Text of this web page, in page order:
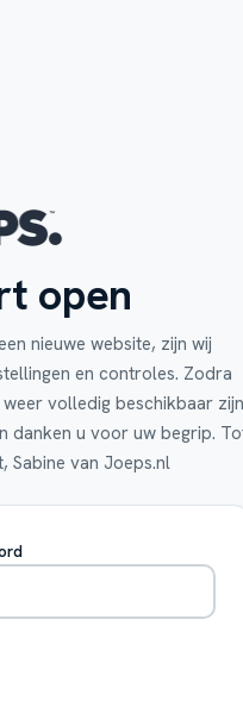
open
nieuwe website, zijn wij
en controles. Zodra
volledig beschikbaar
danken u voor uw begrip.
Sabine van Joeps.nl